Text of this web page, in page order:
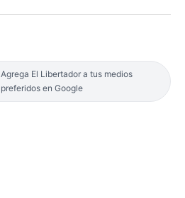
Agrega El Libertador a tus medios
preferidos en Google